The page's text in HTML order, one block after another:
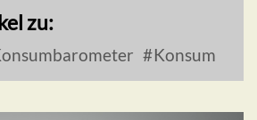
zu:
Konsum